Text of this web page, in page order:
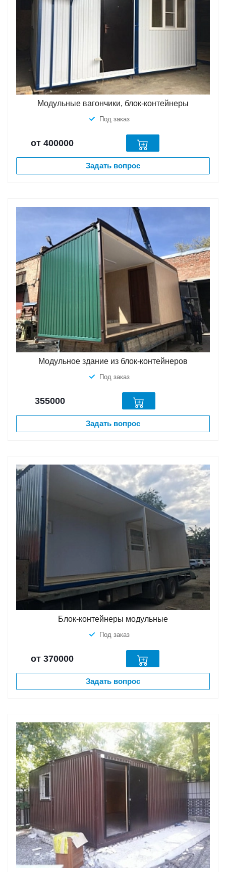
Модульные вагончики, блок-контейнеры
Под заказ
от 400000
Задать вопрос
Модульное здание из блок-контейнеров
Под заказ
355000
Задать вопрос
Блок-контейнеры модульные
Под заказ
от 370000
Задать вопрос